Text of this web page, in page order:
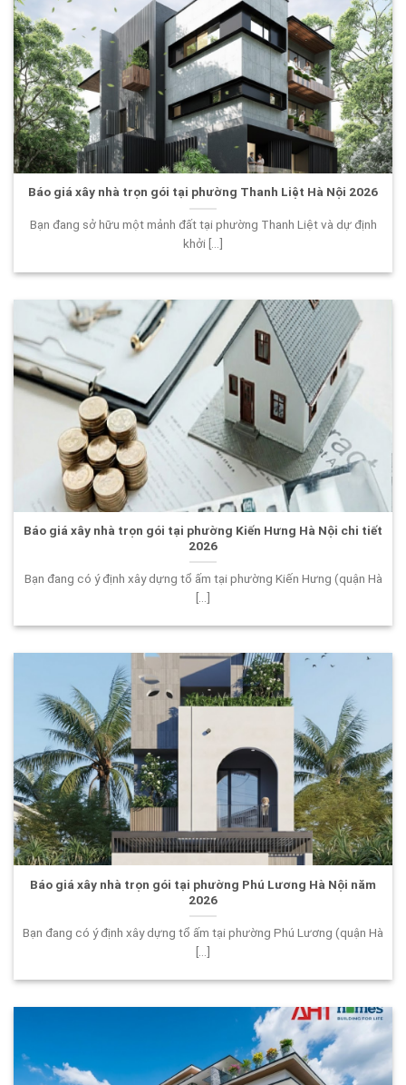
Báo giá xây nhà trọn gói tại phường Thanh Liệt Hà Nội 2026
Bạn đang sở hữu một mảnh đất tại phường Thanh Liệt và dự định
khởi [...]
Báo giá xây nhà trọn gói tại phường Kiến Hưng Hà Nội chi tiết
2026
Bạn đang có ý định xây dựng tổ ấm tại phường Kiến Hưng (quận Hà
[...]
Báo giá xây nhà trọn gói tại phường Phú Lương Hà Nội năm
2026
Bạn đang có ý định xây dựng tổ ấm tại phường Phú Lương (quận Hà
[...]